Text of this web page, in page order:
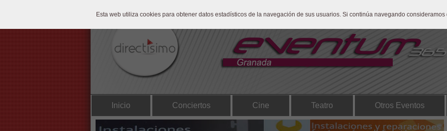
Esta web utiliza cookies para obtener datos estadísticos de la navegación de sus usuarios. Si continúa navegando consideramos
Inicio Conciertos Cine Teatro Otros Eventos